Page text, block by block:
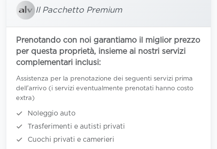
Il Pacchetto Premium
Prenotando con noi garantiamo il miglior prezzo
per questa proprietà, insieme ai nostri servizi
complementari inclusi:
Assistenza per la prenotazione dei seguenti servizi prima
dell'arrivo (i servizi eventualmente prenotati hanno costo
extra)
Noleggio auto
Trasferimenti e autisti privati
Cuochi privati e camerieri